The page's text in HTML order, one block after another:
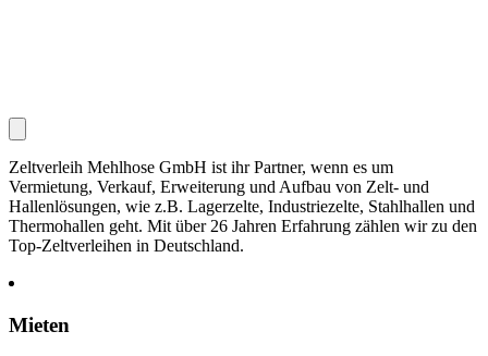
Zeltverleih Mehlhose GmbH ist ihr Partner, wenn es um
Vermietung, Verkauf, Erweiterung und Aufbau von Zelt- und
Hallenlösungen, wie z.B. Lagerzelte, Industriezelte, Stahlhallen und
Thermohallen geht. Mit über 26 Jahren Erfahrung zählen wir zu den
Top-Zeltverleihen in Deutschland.
Mieten